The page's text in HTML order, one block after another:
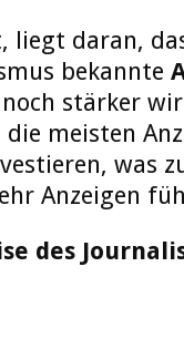
liegt daran,
bekannte
stärker
meisten
was
Anzeigen
des